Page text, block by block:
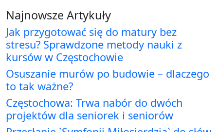
Najnowsze Artykuły
Jak przygotować się do matury bez
stresu? Sprawdzone metody nauki z
kursów w Częstochowie
Osuszanie murów po budowie – dlaczego
to tak ważne?
Częstochowa: Trwa nabór do dwóch
projektów dla seniorek i seniorów